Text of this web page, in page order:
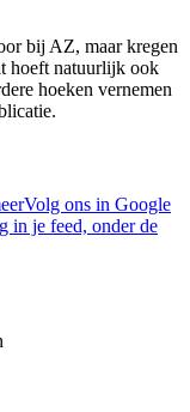
bij AZ, maar kregen
hoeft natuurlijk ook
hoeken vernemen
Volg ons in Google
in je feed, onder de